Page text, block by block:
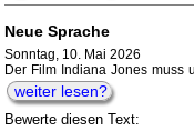
Neue Sprache
Sonntag, 10. Mai 2026
Der Film Indiana Jones muss
weiter lesen?
Bewerte diesen Text: